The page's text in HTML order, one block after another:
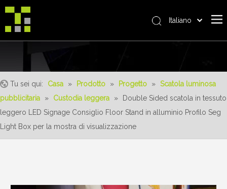
Riguardo a noi
Prodotto
Servizio
Italiano
Tu sei qui: Casa » Prodotto » Progetto » Scatola luminosa
pubblicitaria
» Custodia leggera »
Double Sided scatola in tessuto
leggero LED Signage Consiglio Floor Stand in alluminio Profilo Seg
Light Box per la mostra di visualizzazione